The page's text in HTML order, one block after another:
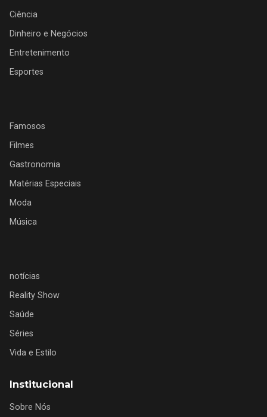
Ciência
Dinheiro e Negócios
Entretenimento
Esportes
Famosos
Filmes
Gastronomia
Matérias Especiais
Moda
Música
notícias
Reality Show
Saúde
Séries
Vida e Estilo
Institucional
Sobre Nós